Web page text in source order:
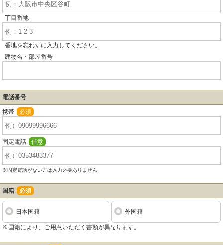
丁目番地
番地を忘れずに入力してください。
建物名・部屋番号
電話番号
携帯 必須
固定電話 任意
※固定電話がない方は入力必要ありません
国籍 必須
日本国籍 外国籍
※国籍により、ご用意いただく書類が異なります。